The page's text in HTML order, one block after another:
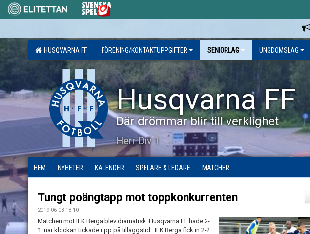
HUSQVARNA FF FÖRENING/KONTAKTUPPGIFTER SENIORLAG UNGDOMSLAG
Husqvarna FF
Där drömmar blir till verklighet
Herr Div 1
HEM NYHETER KALENDER SPELARE & LEDARE MATCHER
Tungt poängtapp mot toppkonkurrenten
2019-06-08 18:10
Matchen mot IFK Berga blev dramatisk. Husqvarna FF hade 2-
1 när klockan tickade upp på tilläggstid. IFK Berga fick in 2-2